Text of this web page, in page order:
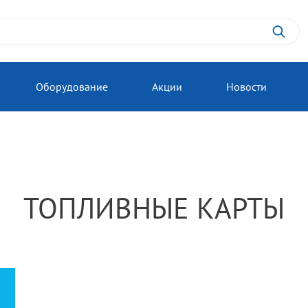
Оборудование Акции Новости
ТОПЛИВНЫЕ КАРТЫ